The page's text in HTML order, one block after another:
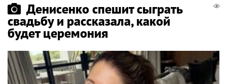
Денисенко спешит сыграть
свадьбу и рассказала, какой
будет церемония